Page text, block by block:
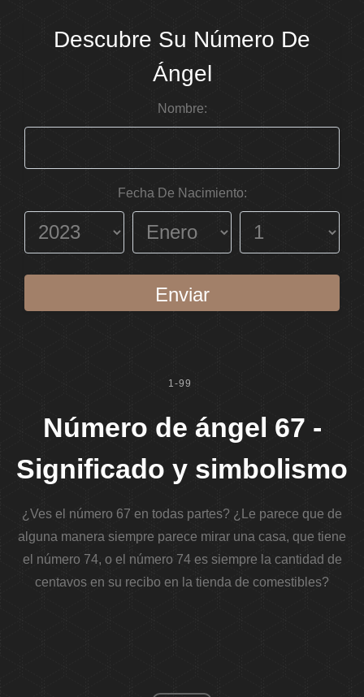
Descubre Su Número De
Ángel
Nombre:
Fecha De Nacimiento:
Enviar
1-99
Número de ángel 67 -
Significado y simbolismo
¿Ves el número 67 en todas partes? ¿Le parece que de
alguna manera siempre parece mirar una casa, que tiene
el número 74, o el número 74 es siempre la cantidad de
centavos en su recibo en la tienda de comestibles?